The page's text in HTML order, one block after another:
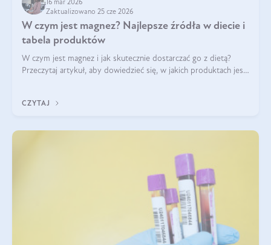
16 mar 2026
Zaktualizowano 25 cze 2026
W czym jest magnez? Najlepsze źródła w diecie i
tabela produktów
W czym jest magnez i jak skutecznie dostarczać go z dietą?
Przeczytaj artykuł, aby dowiedzieć się, w jakich produktach jest
CZYTAJ